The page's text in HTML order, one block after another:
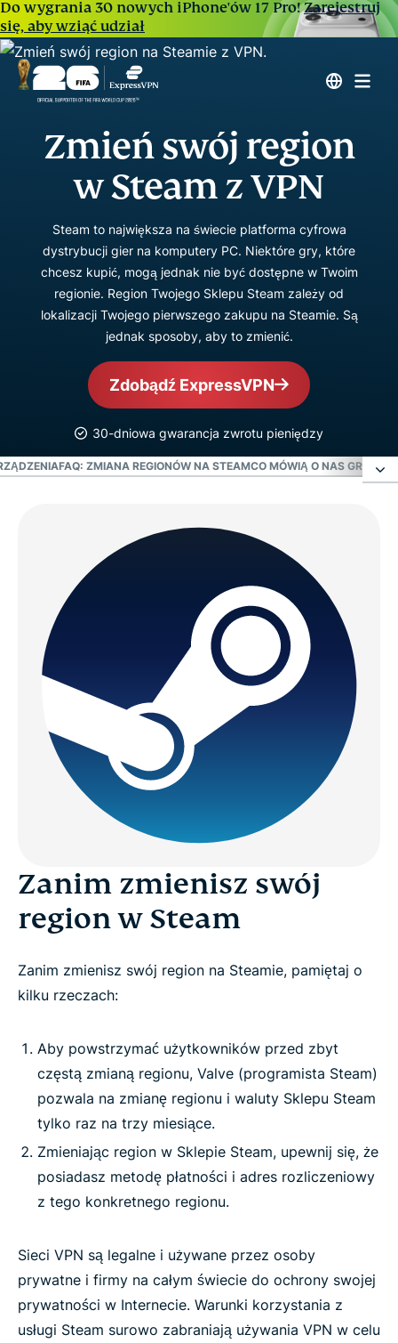
Do wygrania 30 nowych iPhone'ów 17 Pro!Zarejestruj
się, aby wziąć udział
Zmień swój region
w Steam z VPN
Steam to największa na świecie platforma cyfrowa
dystrybucji gier na komputery PC. Niektóre gry, które
chcesz kupić, mogą jednak nie być dostępne w Twoim
regionie. Region Twojego Sklepu Steam zależy od
lokalizacji Twojego pierwszego zakupu na Steamie. Są
jednak sposoby, aby to zmienić.
Zdobądź ExpressVPN
30-dniowa gwarancja zwrotu pieniędzy
FAQ: ZMIANA REGIONÓW NA STEAMCO MÓWIĄ O NAS GRACZE
Jak zmienić region na Steam z VPN
Wprowadzenie: jak zmienić swój region na Steam z
VPN
Zmień kraj Sklepu Steam bez VPN
Dlaczego ExpressVPN to najlepszy VPN do
Steam?
Czy darmowy VPN jest dobry do Steam?
Pobierz Steam VPN na wszystkie swoje
urządzenia
FAQ: zmiana regionów na Steam
Wypróbuj VPN do grania w gry na Steam
How to use ExpressVPN with Steam
Why ExpressVPN is the best VPN for Steam in
2026
Privacy vs. policy: Staying safe on Steam
ExpressVPN vs. free VPNs for Steam
Zanim zmienisz swój
region w Steam
Zanim zmienisz swój region na Steamie, pamiętaj o
kilku rzeczach:
Aby powstrzymać użytkowników przed zbyt
częstą zmianą regionu, Valve (programista Steam)
pozwala na zmianę regionu i waluty Sklepu Steam
tylko raz na trzy miesiące.
Zmieniając region w Sklepie Steam, upewnij się, że
posiadasz metodę płatności i adres rozliczeniowy
z tego konkretnego regionu.
Sieci VPN są legalne i używane przez osoby
prywatne i firmy na całym świecie do ochrony swojej
prywatności w Internecie. Warunki korzystania z
usługi Steam surowo zabraniają używania VPN w celu